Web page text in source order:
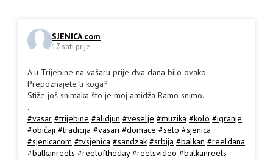
SJENICA.com
17 sati prije
A u Trijebine na vašaru prije dva dana bilo ovako.
Prepoznajete li koga?
Stiže još snimaka što je moj amidža Ramo snimo.
.
#vasar #trijebine #alidjun #veselje #muzika #kolo #igranje
#običaji #tradicija #vasari #domace #selo #sjenica
#sjenicacom #tvsjenica #sandzak #srbija #balkan #reeldana
#balkanreels #reeloftheday #reelsvideo #balkanreels